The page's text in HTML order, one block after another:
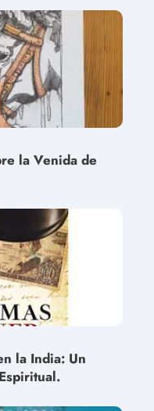
la Venida de
la India: Un